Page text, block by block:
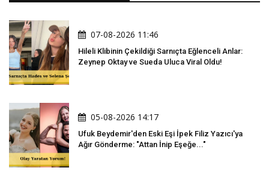
07-08-2026 11:46
Hileli Klibinin Çekildiği Sarnıçta Eğlenceli Anlar:
Zeynep Oktay ve Sueda Uluca Viral Oldu!
05-08-2026 14:17
Ufuk Beydemir'den Eski Eşi İpek Filiz Yazıcı'ya
Ağır Gönderme: "Attan İnip Eşeğe..."